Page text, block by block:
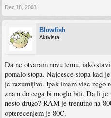
Dec 18, 2008
Blowfish
Aktivista
Da ne otvaram novu temu, iako
pomalo stopa. Najcesce stopa kad
je razumljivo. Ipak imam vise nego
znam do cega bi moglo biti. Da li
nesto drugo? RAM je trenutno na
opterecenjem je 80C.